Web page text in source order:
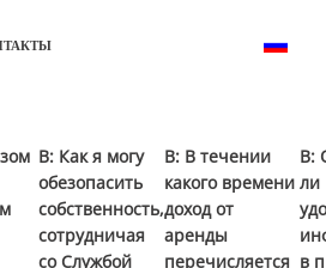
В: Как я могу
обезопасить
собственность,
сотрудничая
со Службой
В: В течении
какого времени
доход от
аренды
перечисляется
В:
ли
в